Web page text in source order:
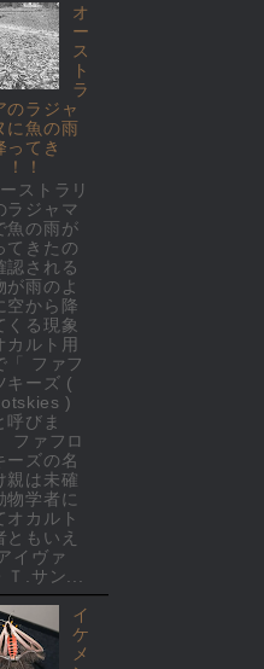
オ
ー
ス
ト
ラ
のラジャ
に魚の雨
ってき
！！
ストラリ
ラジャマ
魚の雨が
てきたの
認される
が雨のよ
空から降
くる現象
カルト用
「 ファフ
キーズ (
)
呼びま
ファフロ
ーズの名
親は未確
物学者に
オカルト
ともいえ
イヴァ
Ｔ.サン...
イ
ケ
メ